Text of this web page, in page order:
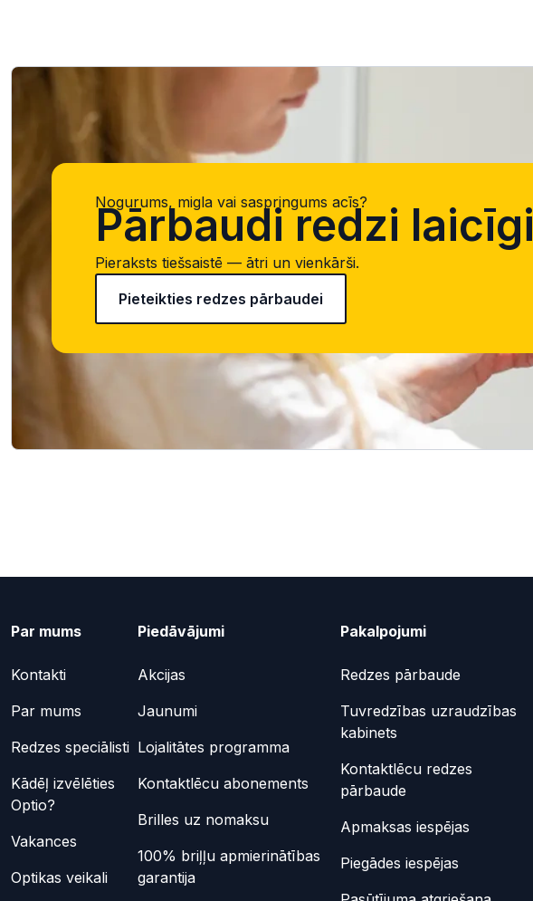
Nogurums, migla vai saspringums acīs?
Pārbaudi redzi laicīgi
Pieraksts tiešsaistē — ātri un vienkārši.
Pieteikties redzes pārbaudei
Par mums
Kontakti
Par mums
Redzes speciālisti
Kādēļ izvēlēties
Optio?
Vakances
Optikas veikali
Piedāvājumi
Akcijas
Jaunumi
Lojalitātes programma
Kontaktlēcu abonements
Brilles uz nomaksu
100% briļļu apmierinātības
garantija
Pakalpojumi
Redzes pārbaude
Tuvredzības uzraudzības
kabinets
Kontaktlēcu redzes
pārbaude
Apmaksas iespējas
Piegādes iespējas